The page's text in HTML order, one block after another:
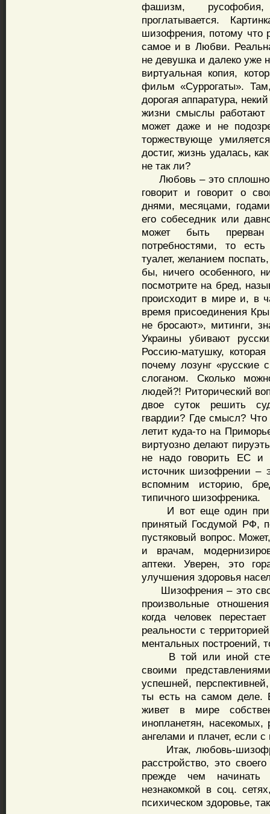
фашизм,
проглатывается.
шизофрения, потому что
самое и в Любви.
не девушка и далеко уже
виртуальная копия,
фильм «Суррогаты».
дорогая аппаратура,
жизни смыслы работают
может даже и не
торжествующе
достиг, жизнь удалась,
не так ли?
Любовь – это
говорит и говорит о
днями, месяцами,
его собеседник или
может быть прерван
потребностями, то
туалет, желанием
бы, ничего особенного,
посмотрите на бред,
происходит в мире и, в
время присоединения
не бросают», митинги,
Украины убивают
Россию-матушку,
почему лозунг «русские
слоганом. Сколько
людей?! Риторический
двое суток решить
гвардии? Где смысл? Что
летит куда-то на
виртуозно делают
не надо говорить ЕС и
источник шизофрении –
вспомним историю,
типичного шизофреника.
И вот еще один
принятый Госдумой РФ,
пустяковый вопрос.
и врачам,
аптеки. Уверен, это
улучшения здоровья
Шизофрения – это
произвольные
когда человек
реальности с
ментальных построений,
В той или иной
своими
успешней,
ты есть на самом деле.
живет в мире
инопланетян,
ангелами и плачет,
Итак, любовь-
расстройство, это
прежде чем
незнакомкой в соц.
психическом здоровье,